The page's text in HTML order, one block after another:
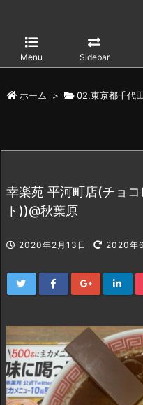
Menu Sidebar
ホーム > 02.東京都千代
幸楽苑 平河町店(チョ
ト))@秋葉原
2020年2月13日 2020年